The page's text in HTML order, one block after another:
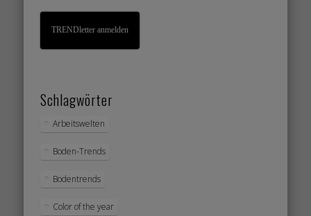
TRENDletter anmelden
Schlagwörter
Arbeitswelten
Boden-Trends
Bodentrends
Color of the year